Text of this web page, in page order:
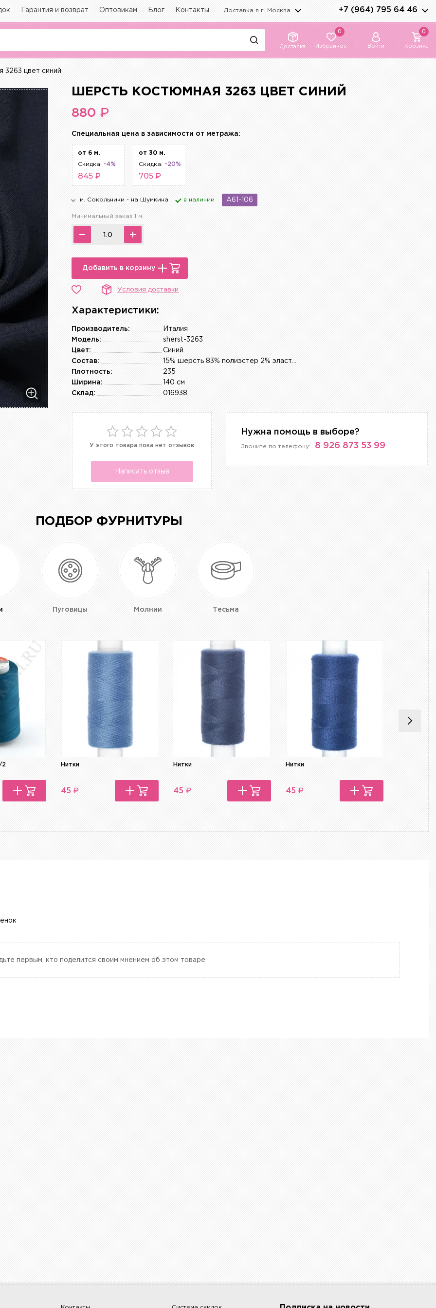
Гарантия и возврат Оптовикам Блог Контакты Доставка в г. Москва +7 (964) 795 64 46
Доставка
0
Избранное Войти
0
Корзина
3263 цвет синий
ШЕРСТЬ КОСТЮМНАЯ 3263 ЦВЕТ СИНИЙ
880₽
Cпециальная цена в зависимости от метража:
от 6 м.
Скидка: -4%
845 ₽
от 30 м.
Скидка: -20%
705 ₽
м. Сокольники - на Шумкина в наличии A61-106
Минимальный заказ 1 м.
Добавить в корзину
Условия доставки
Характеристики:
Италия
Производитель:
sherst-3263
Модель:
Синий
Цвет:
Состав:
235
Плотность:
140 см
Ширина:
016938
Склад:
У этого товара пока нет отзывов
Написать отзыв
Нужна помощь в выборе?
Звоните по телефону: 8 926 873 53 99
ПОДБОР ФУРНИТУРЫ
Пуговицы Молнии Тесьма
2 Нитки
45 ₽
Нитки
45 ₽
Нитки
45 ₽
первым, кто поделится своим мнением об этом товаре